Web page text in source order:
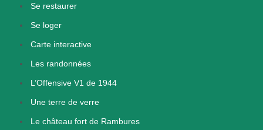
Se restaurer
Se loger
Carte interactive
Les randonnées
L’Offensive V1 de 1944
Une terre de verre
Le château fort de Rambures